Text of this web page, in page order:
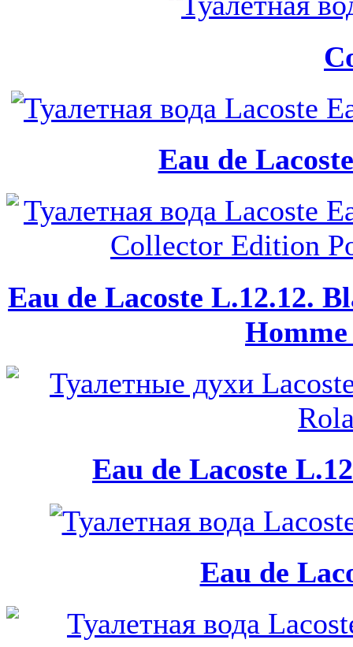
Eau de
Eau de Lacoste L.12.12.
Eau de Lacoste
Eau de